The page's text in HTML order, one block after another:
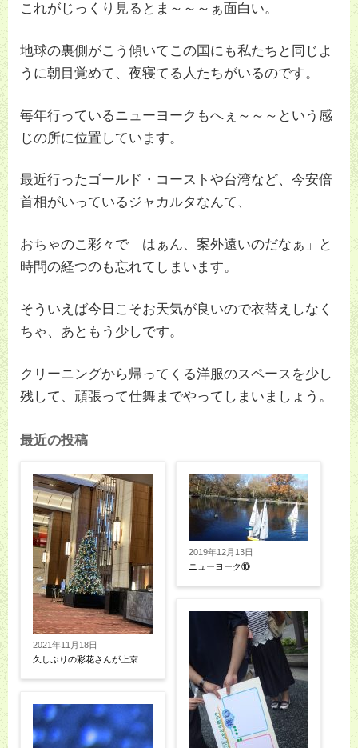
これがじっくり見るとま～～～ぁ面白い。
地球の裏側がこう傾いてこの国にも私たちと同じよ
うに朝目覚めて、夜寝てる人たちがいるのです。
毎年行っているニューヨークもへぇ～～～という感
じの所に位置しています。
最近行ったゴールド・コーストや台湾など、今安倍
首相がいっているジャカルタなんて、
おちゃのこ彩々で「はぁん、案外遠いのだなぁ」と
時間の経つのも忘れてしまいます。
そういえば今日こそお天気が良いので衣替えしなく
ちゃ、あともう少しです。
クリーニングから帰ってくる洋服のスペースを少し
残して、頑張って仕舞までやってしまいましょう。
最近の投稿
2021年11月18日
久しぶりの彩花さんが上京
2019年12月13日
ニューヨーク⑩